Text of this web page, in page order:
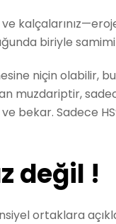
biriyle
niçin olabilir,
muzdariptir,
bekar. Sadece
değil !
ortaklara